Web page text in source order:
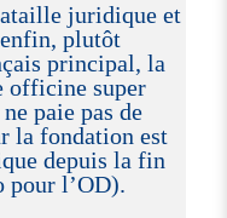
juridique et
plutôt
principal, la
officine super
paie pas de
la fondation est
depuis la fin
pour l’OD).